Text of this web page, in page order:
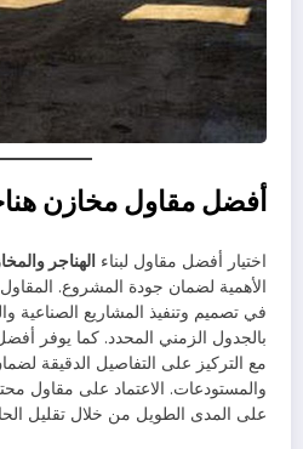
أفضل مقاول مخازن
اختيار أفضل مقاول لبناء الهناجر
الأهمية لضمان جودة المشروع.
في تصميم وتنفيذ المشاريع الصناعية
بالجدول الزمني المحدد. كما يوفر
مع التركيز على التفاصيل الدقيقة
والمستودعات. الاعتماد على مقاول
على المدى الطويل من خلال تقليل